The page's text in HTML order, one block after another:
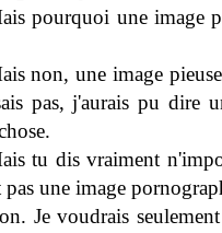
pourquoi une image
non, une image
pas, j'aurais pu dire
tu dis vraiment
pas une image
Je voudrais